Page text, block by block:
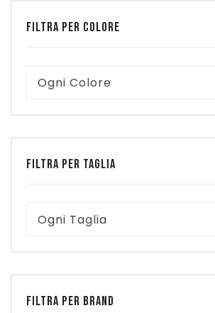
FILTRA PER COLORE
Ogni Colore
FILTRA PER TAGLIA
Ogni Taglia
FILTRA PER BRAND